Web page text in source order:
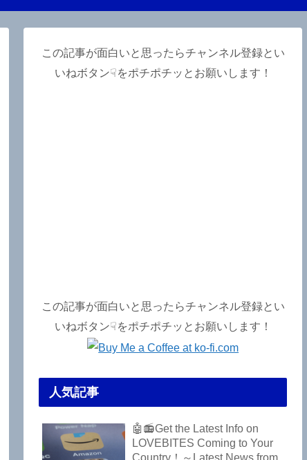
この記事が面白いと思ったらチャンネル登録とい
いねボタン☟をポチポチッとお願いします！
この記事が面白いと思ったらチャンネル登録とい
いねボタン☟をポチポチッとお願いします！
人気記事
🤖📻Get the Latest Info on
LOVEBITES Coming to Your
Country！～Latest News from